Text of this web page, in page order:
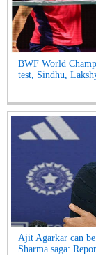
BWF World
test, Sindhu,
Ajit Agarkar can
Sharma saga: